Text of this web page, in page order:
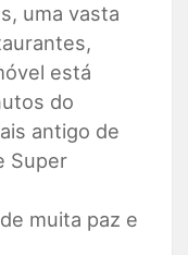
uma vasta
está
do
antigo de
Super
muita paz e